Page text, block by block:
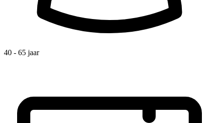
40 - 65 jaar